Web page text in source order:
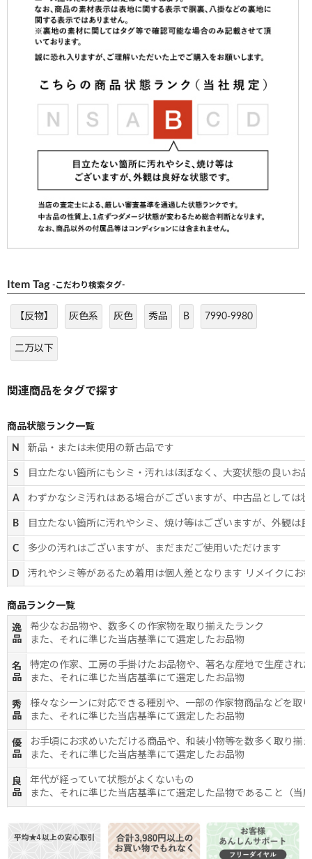
Item Tag -こだわり検索タグ-
【反物】 灰色系 灰色 秀品 B 7990-9980
二万以下
商品状態ランク一覧
N 新品・または未使用の新古品です
S 目立たない箇所にもシミ・汚れはほぼなく、大変状態の良いお
A わずかなシミ汚れはある場合がございますが、中古品としては
B 目立たない箇所に汚れやシミ、焼け等はございますが、外観は
C 多少の汚れはございますが、まだまだご使用いただけます
D 汚れやシミ等があるため着用は個人差となります リメイクにお
商品ランク一覧
逸
品
希少なお品物や、数多くの作家物を取り揃えたランク
また、それに準じた当店基準にて選定したお品物
名
品
特定の作家、工房の手掛けたお品物や、著名な産地で生産され
また、それに準じた当店基準にて選定したお品物
秀
品
様々なシーンに対応できる種別や、一部の作家物商品などを取
また、それに準じた当店基準にて選定したお品物
優
品
お手頃にお求めいただける商品や、和装小物等を数多く取り揃
また、それに準じた当店基準にて選定したお品物
良
品
年代が経っていて状態がよくないもの
また、それに準じた当店基準にて選定した品物であること（当